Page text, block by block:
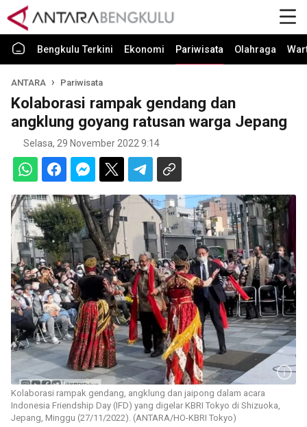
Bengkulu Terkini Ekonomi Pariwisata Olahraga
ANTARA Pariwisata
Kolaborasi rampak gendang dan
angklung goyang ratusan warga Jepang
Selasa, 29 November 2022 9:14
Kolaborasi rampak gendang, angklung dan jaipong dalam acara
Indonesia Friendship Day (IFD) yang digelar KBRI Tokyo di Shizuoka,
Jepang, Minggu (27/11/2022). (ANTARA/HO-KBRI Tokyo)